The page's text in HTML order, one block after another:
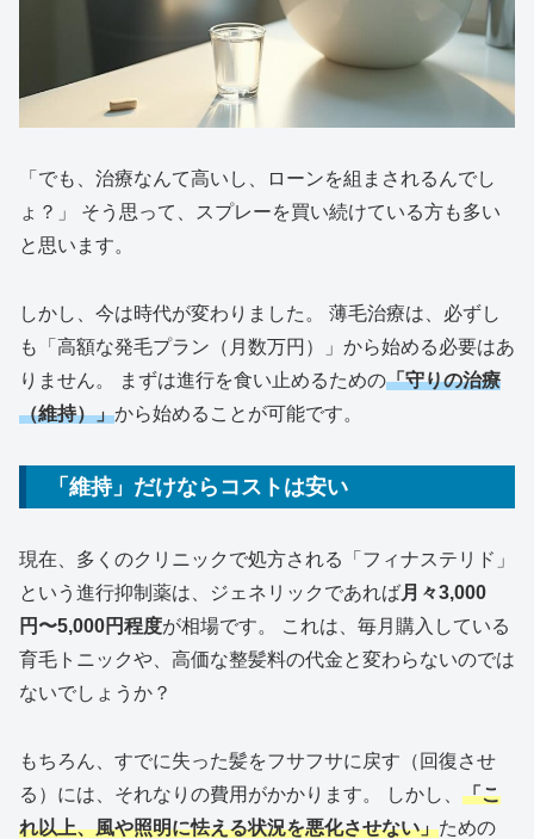
「でも、治療なんて高いし、ローンを組まされるんでし
ょ？」 そう思って、スプレーを買い続けている方も多い
と思います。
しかし、今は時代が変わりました。 薄毛治療は、必ずし
も「高額な発毛プラン（月数万円）」から始める必要はあ
りません。 まずは進行を食い止めるための「守りの治療
（維持）」から始めることが可能です。
「維持」だけならコストは安い
現在、多くのクリニックで処方される「フィナステリド」
という進行抑制薬は、ジェネリックであれば月々3,000
円〜5,000円程度が相場です。 これは、毎月購入している
育毛トニックや、高価な整髪料の代金と変わらないのでは
ないでしょうか？
もちろん、すでに失った髪をフサフサに戻す（回復させ
る）には、それなりの費用がかかります。 しかし、 「こ
れ以上、風や照明に怯える状況を悪化させない」ための